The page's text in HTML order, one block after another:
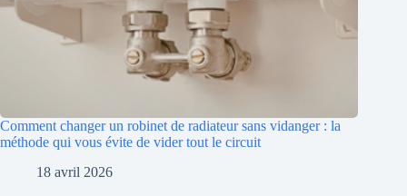
Comment changer un robinet de radiateur sans vidanger : la
méthode qui vous évite de vider tout le circuit
18 avril 2026